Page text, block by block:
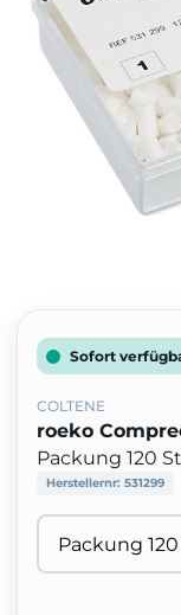
Sofort
COLTENE
roeko
Packung 120
Herstellernr: 531299